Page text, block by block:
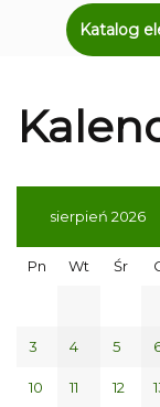
Katalog
sierpień 2026
Pn Wt Śr
3 4 5
10 11 12